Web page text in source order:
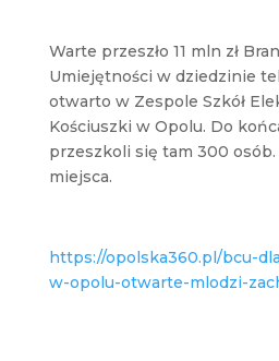
Warte przeszło 11 mln zł
Umiejętności w dziedzinie
otwarto w Zespole Szkół
Kościuszki w Opolu. Do
przeszkoli się tam 300
miejsca.
https://opolska360.pl/bcu-
w-opolu-otwarte-mlodzi-